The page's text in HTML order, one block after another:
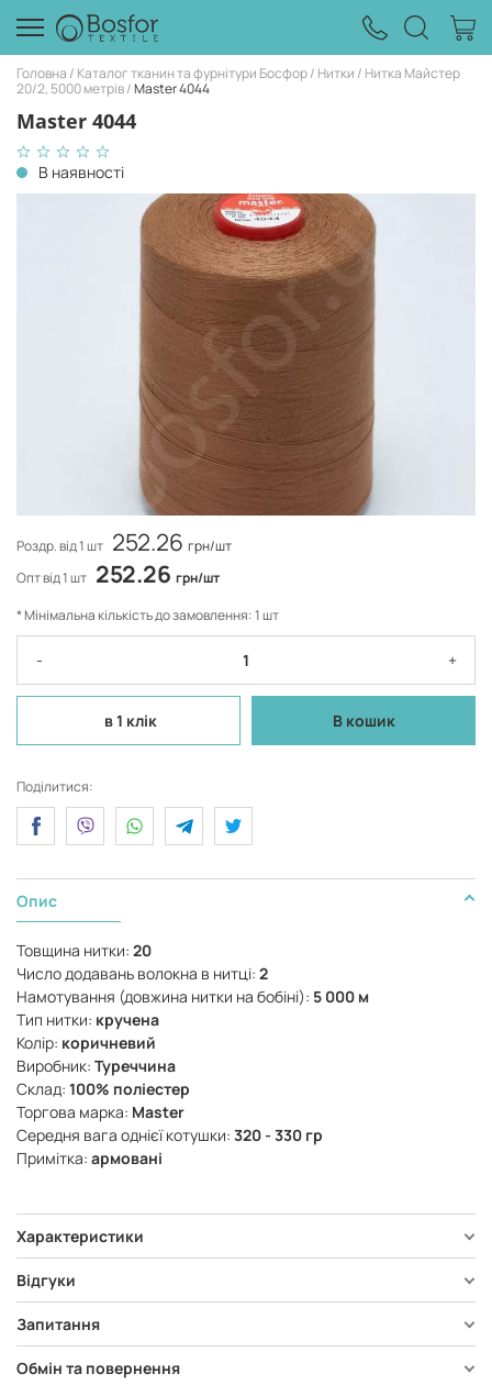
Головна Каталог тканин та фурнітури Босфор Нитки
Нитка Майстер
20/2, 5000 метрів Master 4044
Master 4044
В наявності
Роздр. від 1 шт 252.26 грн/шт
Опт від 1 шт 252.26 грн/шт
* Мінімальна кількість до замовлення: 1 шт
- +
в 1 клік В кошик
Поділитися:
Опис
Товщина нитки: 20
Число додавань волокна в нитці: 2
Намотування (довжина нитки на бобіні): 5 000 м
Тип нитки: кручена
Колір: коричневий
Виробник: Туреччина
Склад: 100% поліестер
Торгова марка: Master
Середня вага однієї котушки: 320 - 330 гр
Примітка: армовані
Характеристики
Відгуки
Запитання
Обмін та повернення